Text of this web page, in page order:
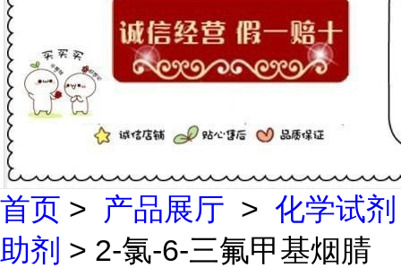
首页 > 产品展厅 > 化学试剂
助剂 > 2-氯-6-三氟甲基烟腈